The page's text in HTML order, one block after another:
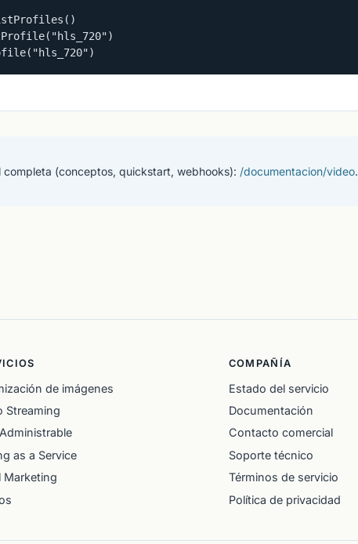
completa (conceptos, quickstart, webhooks): /documentacion/video.
de imágenes
Streaming
as a Service
Marketing
COMPAÑÍA
Estado del servicio
Documentación
Contacto comercial
Soporte técnico
Términos de servicio
Política de privacidad